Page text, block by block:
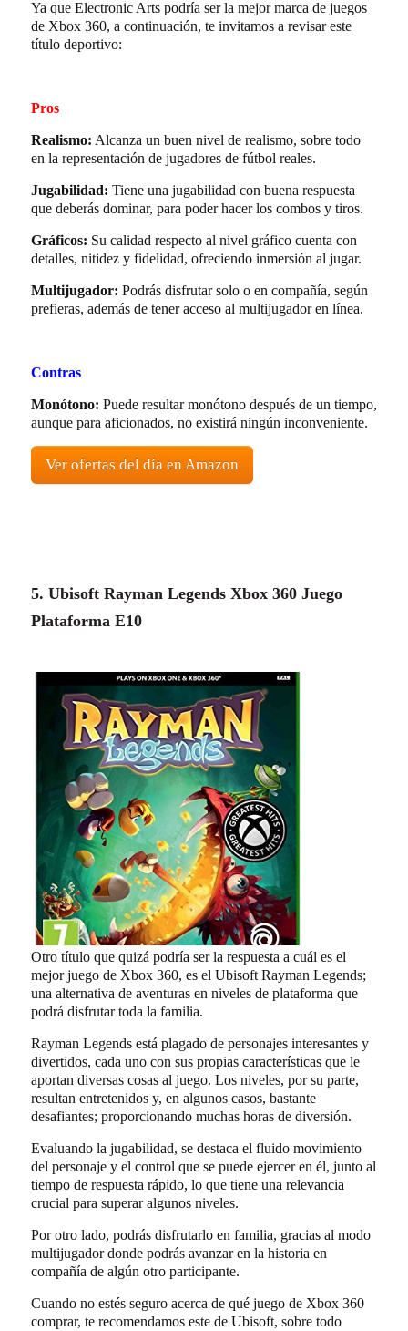
Ya que Electronic Arts podría ser la mejor marca de juegos
de Xbox 360, a continuación, te invitamos a revisar este
título deportivo:
Pros
Realismo: Alcanza un buen nivel de realismo, sobre todo
en la representación de jugadores de fútbol reales.
Jugabilidad: Tiene una jugabilidad con buena respuesta
que deberás dominar, para poder hacer los combos y tiros.
Gráficos: Su calidad respecto al nivel gráfico cuenta con
detalles, nitidez y fidelidad, ofreciendo inmersión al jugar.
Multijugador: Podrás disfrutar solo o en compañía, según
prefieras, además de tener acceso al multijugador en línea.
Contras
Monótono: Puede resultar monótono después de un tiempo,
aunque para aficionados, no existirá ningún inconveniente.
Ver ofertas del día en Amazon
5. Ubisoft Rayman Legends Xbox 360 Juego
Plataforma E10
Otro título que quizá podría ser la respuesta a cuál es el
mejor juego de Xbox 360, es el Ubisoft Rayman Legends;
una alternativa de aventuras en niveles de plataforma que
podrá disfrutar toda la familia.
Rayman Legends está plagado de personajes interesantes y
divertidos, cada uno con sus propias características que le
aportan diversas cosas al juego. Los niveles, por su parte,
resultan entretenidos y, en algunos casos, bastante
desafiantes; proporcionando muchas horas de diversión.
Evaluando la jugabilidad, se destaca el fluido movimiento
del personaje y el control que se puede ejercer en él, junto al
tiempo de respuesta rápido, lo que tiene una relevancia
crucial para superar algunos niveles.
Por otro lado, podrás disfrutarlo en familia, gracias al modo
multijugador donde podrás avanzar en la historia en
compañía de algún otro participante.
Cuando no estés seguro acerca de qué juego de Xbox 360
comprar, te recomendamos este de Ubisoft, sobre todo